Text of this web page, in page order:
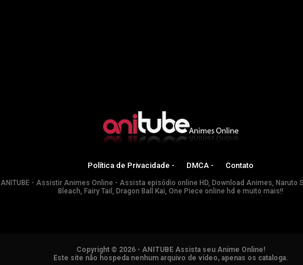
Política de Privacidade - DMCA - Contato
ANITUBE - Assistir Animes Online - Assista episódio online HD, Download Animes, Naruto
Bleach, Fairy Tail, Dragon Ball Kai, One Piece online hd e muito mais!!
Copyright © 2026 - ANITUBE Assista seu Anime Online!
Este site não hospeda nenhum arquivo de vídeo, apenas os cataloga.